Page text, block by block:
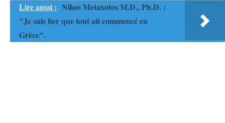
Lire aussi : Nikos Metaxotos M.D., Ph.D. :
"Je suis fier que tout ait commencé en
Grèce".